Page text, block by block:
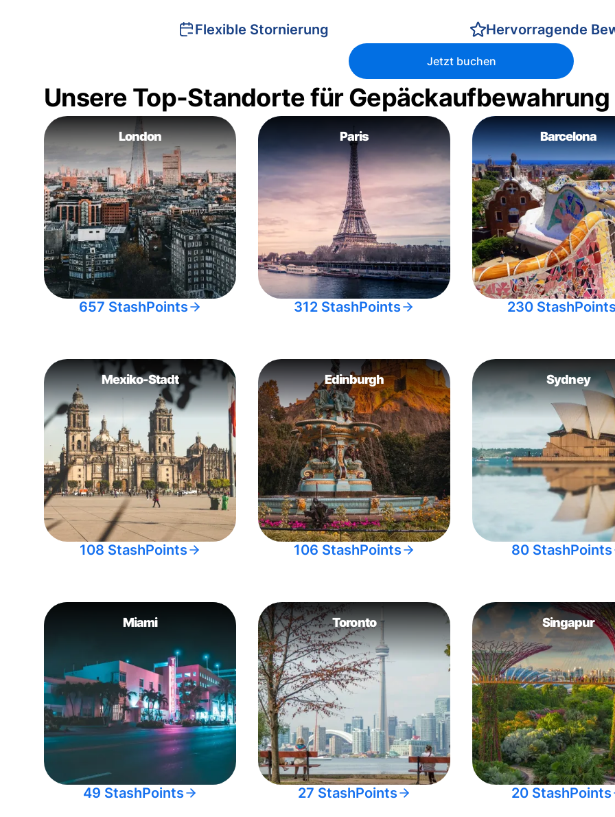
Flexible Stornierung Hervorragende
Jetzt buchen
Unsere Top-Standorte für Gepäckaufbewahrung
London
657 StashPoints
Paris
312 StashPoints
Barcelona
230
Mexiko-Stadt
108 StashPoints
Edinburgh
106 StashPoints
Sydney
80 StashPoints
Miami
49 StashPoints
Toronto
27 StashPoints
Singapur
20 StashPoints